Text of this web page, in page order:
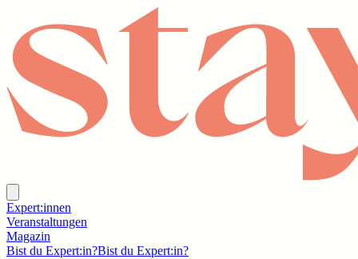
Expert:innen
Veranstaltungen
Magazin
Bist du Expert:in?Bist du Expert:in?